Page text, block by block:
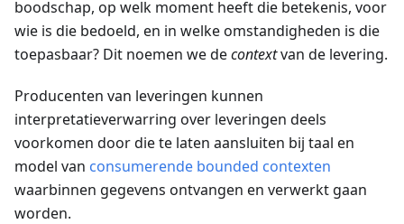
boodschap, op welk moment heeft die betekenis, voor
wie is die bedoeld, en in welke omstandigheden is die
toepasbaar? Dit noemen we decontextvan de levering.
Producenten van leveringen kunnen
interpretatieverwarring over leveringen deels
voorkomen door die te laten aansluiten bij taal en
model van consumerende bounded contexten
waarbinnen gegevens ontvangen en verwerkt gaan
worden.